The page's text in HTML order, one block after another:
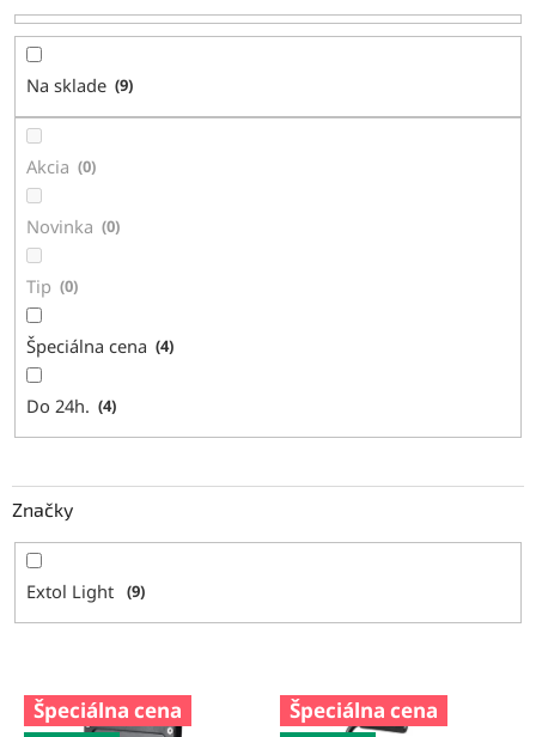
r
o
k
Na sklade 9
Akcia 0
Novinka 0
Tip 0
Špeciálna cena 4
Do 24h. 4
Značky
Extol Light 9
V
Špeciálna cena
Špeciálna cena